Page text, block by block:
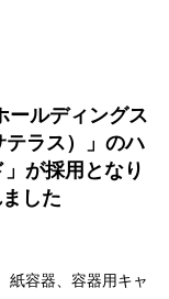
ールディングス
テラス）」のハ
が採用となり
した
紙容器、容器用キャ